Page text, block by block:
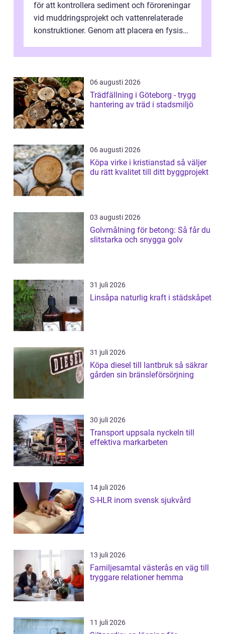
för att kontrollera sediment och föroreningar
vid muddringsprojekt och vattenrelaterade
konstruktioner. Genom att placera en fysisk
06 augusti 2026
Trädfällning i Göteborg - trygg
hantering av träd i stadsmiljö
06 augusti 2026
Köpa virke i kristianstad så väljer
du rätt kvalitet till ditt byggprojekt
03 augusti 2026
Golvmålning för betong: Så får du
slitstarka och snygga golv
31 juli 2026
Linsåpa naturlig kraft i städskåpet
31 juli 2026
Köpa diesel till lantbruk så säkrar
gården sin bränsleförsörjning
30 juli 2026
Transport uppsala nyckeln till
effektiva markarbeten
14 juli 2026
S-HLR inom svensk sjukvård
13 juli 2026
Familjesamtal västerås en väg till
tryggare relationer hemma
11 juli 2026